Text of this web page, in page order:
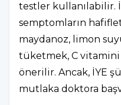
testler kullanılabilir.
semptomların
maydanoz, limon
tüketmek, C
önerilir. Ancak, İYE
mutlaka doktora